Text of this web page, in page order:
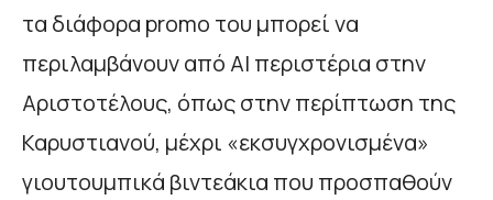
τα διάφορα promo του μπορεί να
περιλαμβάνουν από AI περιστέρια στην
Αριστοτέλους, όπως στην περίπτωση της
Καρυστιανού, μέχρι «εκσυγχρονισμένα»
γιουτουμπικά βιντεάκια που προσπαθούν